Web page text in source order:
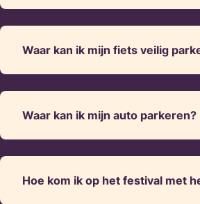
Waar kan ik mijn fiets veilig
Waar kan ik mijn auto parkeren?
Hoe kom ik op het festival met